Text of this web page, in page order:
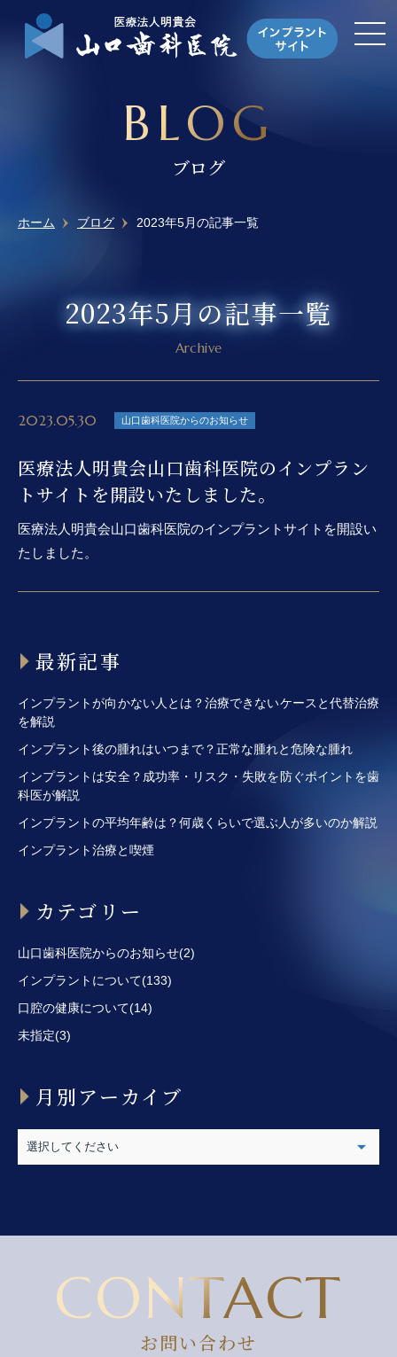
BLOG
ブログ
ホーム ブログ 2023年5月の記事一覧
Archive
2023年5月の記事一覧
2023.05.30 山口歯科医院からのお知らせ
医療法人明貴会山口歯科医院のインプラン
トサイトを開設いたしました。
医療法人明貴会山口歯科医院のインプラントサイトを開設い
たしました。
最新記事
インプラントが向かない人とは？治療できないケースと代替治療
を解説
インプラント後の腫れはいつまで？正常な腫れと危険な腫れ
インプラントは安全？成功率・リスク・失敗を防ぐポイントを歯
科医が解説
インプラントの平均年齢は？何歳くらいで選ぶ人が多いのか解説
インプラント治療と喫煙
カテゴリー
山口歯科医院からのお知らせ(2)
インプラントについて(133)
口腔の健康について(14)
未指定(3)
月別アーカイブ
CONTACT
お問い合わせ